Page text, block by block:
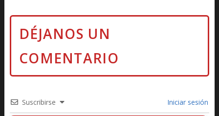
Suscribirse Iniciar sesión